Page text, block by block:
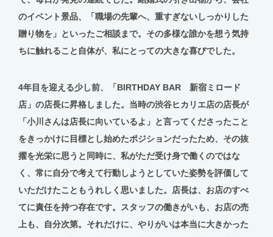
のイベント景品、「職場の先輩へ、重すぎないしっかりした
贈り物を」といったご相談まで。その多様な誰かを想う気持
ちに触れること自体が、私にとっての大きな喜びでした。
4年目を迎える少し前、「BIRTHDAY BAR 新宿ミロード
店」の店長に昇格しました。当時の渋谷ヒカリエ店の店長が
「小川さんは店長に向いているよ」と言ってくださったこと
をきっかけに目標とし始めたポジションだったため、その抜
擢を光栄に思うと同時に、私がただ受け身で働くのではな
く、常に自分で考えて行動しようとしていた姿勢を評価して
いただけたこともうれしく思いました。店長は、お店のすべ
てに責任を持つ存在です。スタッフの働きがいも、お店の売
上も、自分次第。それだけに、やりがいは本当に大きかった